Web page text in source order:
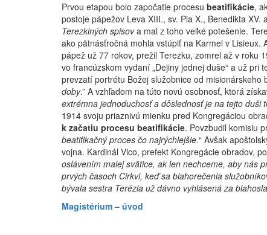
Prvou etapou bolo započatie procesu beatifikácie,
postoje pápežov Leva XIII., sv. Pia X., Benedikta XV.
Terezkiných spisova mal z toho veľké potešenie.
ako pätnásťročná mohla vstúpiť na Karmel v
pápež už 77 rokov, prežil Terezku, zomrel až v roku
vo francúzskom vydaní „Dejiny jednej duše“ a už
prevzatí portrétu Božej služobnice od misionárskeho
doby.” A vzhľadom na túto novú osobnosť, ktorá
extrémna jednoduchosť a dôslednosť je na tejto duši
1914 svoju priaznivú mienku pred Kongregáciou
k začatiu procesu beatifikácie. Povzbudil komisiu
beatifikačný proces čo najrýchlejšie.“ Avšak
vojna. Kardinál Vico, prefekt Kongregácie obradov,
oslávením malej svätice, ak len nechceme, aby nás
prvých časoch Cirkvi, keď sa blahorečenia
bývala sestra Terézia už dávno vyhlásená za
Magistérium – úvod